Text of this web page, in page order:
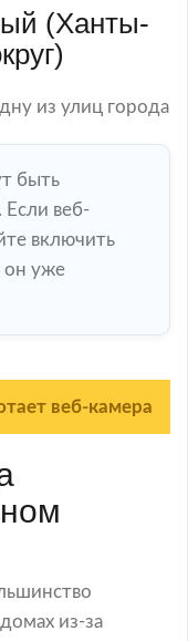
(Ханты-
из улиц города
быть
Если веб-
включить
он уже
веб-камера
из-за